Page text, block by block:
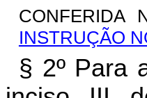
CONFERIDA
INSTRUÇÃO
§ 2º Para